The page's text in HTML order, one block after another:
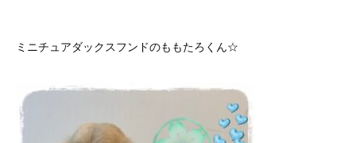
ミニチュアダックスフンドのももたろくん☆